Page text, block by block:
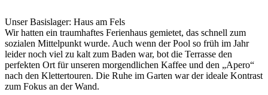
Unser Basislager: Haus am Fels
Wir hatten ein traumhaftes Ferienhaus gemietet, das schnell zum
sozialen Mittelpunkt wurde. Auch wenn der Pool so früh im Jahr
leider noch viel zu kalt zum Baden war, bot die Terrasse den
perfekten Ort für unseren morgendlichen Kaffee und den „Apero“
nach den Klettertouren. Die Ruhe im Garten war der ideale Kontrast
zum Fokus an der Wand.